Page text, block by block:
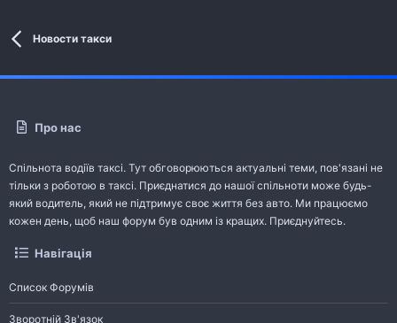
Новости такси
Про нас
Спільнота водіїв таксі. Тут обговорюються актуальні теми, пов'язані не
тільки з роботою в таксі. Приєднатися до нашої спільноти може будь-
який водитель, який не підтримує своє життя без авто. Ми працюємо
кожен день, щоб наш форум був одним із кращих. Приєднуйтесь.
Навігація
Список Форумів
Зворотній Зв'язок